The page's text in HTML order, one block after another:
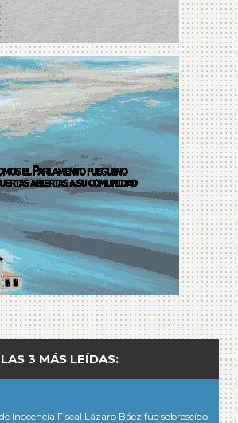
LAS 3 MÁS LEÍDAS:
Inocencia Fiscal Lázaro Báez fue sobreseído